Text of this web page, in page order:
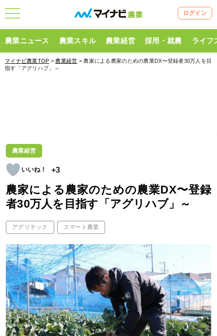
ログイン
農業ニュース 農業スキル 農業経営 採用・就農 ライフ
マイナビ農業TOP > 農業経営 > 農家による農家のための農業DX〜登録者30万人を目
指す「アグリハブ」～
農業経営
+3
農家による農家のための農業DX〜登録
者30万人を目指す「アグリハブ」～
アグリテック スマート農業